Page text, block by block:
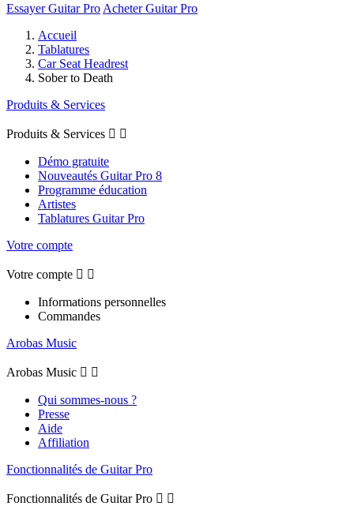
Essayer Guitar Pro Acheter Guitar Pro
Accueil
Tablatures
Car Seat Headrest
Sober to Death
Produits & Services
Produits & Services  
Démo gratuite
Nouveautés Guitar Pro 8
Programme éducation
Artistes
Tablatures Guitar Pro
Votre compte
Votre compte  
Informations personnelles
Commandes
Arobas Music
Arobas Music  
Qui sommes-nous ?
Presse
Aide
Affiliation
Fonctionnalités de Guitar Pro
Fonctionnalités de Guitar Pro  